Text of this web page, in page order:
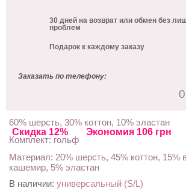
Скидка 12% Экономия 106 грн
30 дней на возврат или обмен без
проблем
Подарок к каждому заказу
Заказать по телефону:
60% шерсть, 30% коттон, 10% эластан
Комплект: гольф
Материал: 20% шерсть, 45% коттон, 15%
кашемир, 5% эластан
В наличии: универсальный (S/L)